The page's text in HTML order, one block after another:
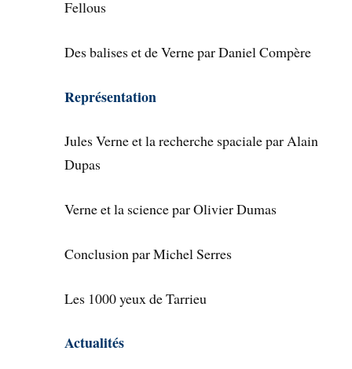
Fellous
Des balises et de Verne par Daniel Compère
Représentation
Jules Verne et la recherche spaciale par Alain
Dupas
Verne et la science par Olivier Dumas
Conclusion par Michel Serres
Les 1000 yeux de Tarrieu
Actualités